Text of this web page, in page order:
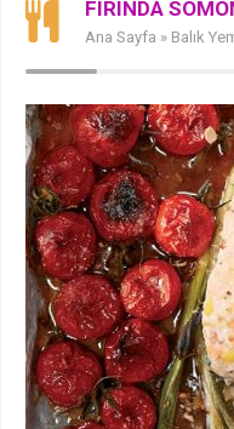
FIRINDA
Ana Sayfa » Balık